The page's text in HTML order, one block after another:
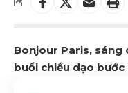
Bonjour Paris, sáng
buổi chiều dạo